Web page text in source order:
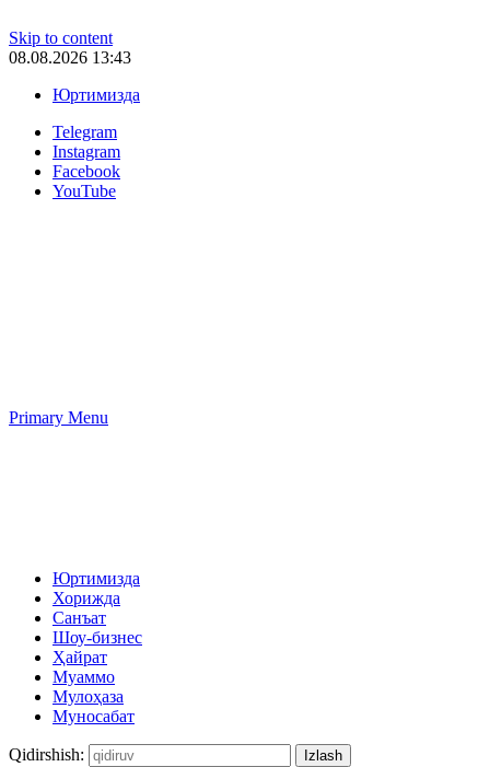
Skip to content
08.08.2026 13:43
Юртимизда
Telegram
Instagram
Facebook
YouTube
Primary Menu
Юртимизда
Хорижда
Санъат
Шоу-бизнес
Ҳайрат
Муаммо
Мулоҳаза
Муносабат
Qidirshish: